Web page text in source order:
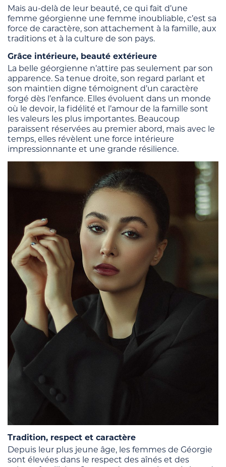
Mais au-delà de leur beauté, ce qui fait d’une
femme géorgienne une femme inoubliable, c’est sa
force de caractère, son attachement à la famille, aux
traditions et à la culture de son pays.
Grâce intérieure, beauté extérieure
La belle géorgienne n’attire pas seulement par son
apparence. Sa tenue droite, son regard parlant et
son maintien digne témoignent d’un caractère
forgé dès l’enfance. Elles évoluent dans un monde
où le devoir, la fidélité et l’amour de la famille sont
les valeurs les plus importantes. Beaucoup
paraissent réservées au premier abord, mais avec le
temps, elles révèlent une force intérieure
impressionnante et une grande résilience.
Tradition, respect et caractère
Depuis leur plus jeune âge, les femmes de Géorgie
sont élevées dans le respect des aînés et des